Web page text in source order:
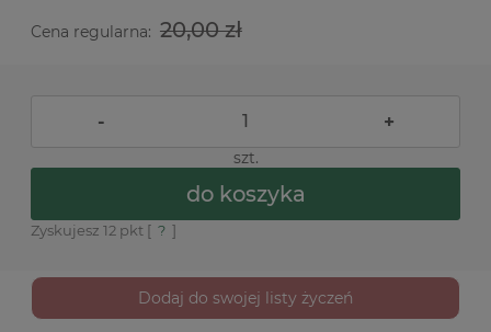
Cena regularna: 20,00 zł
- +
szt.
do koszyka
Zyskujesz 12 pkt [ ? ]
Dodaj do swojej listy życzeń